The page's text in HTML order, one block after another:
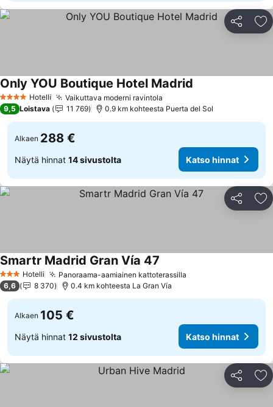
Jaa
4 Tähtiluokitus
Hotelli Vaikuttava moderni ravintola
Only YOU Boutique Hotel Madrid
9,5 Loistava 11 769 0.9 km kohteesta Puerta del Sol
Alkaen 288 €
Näytä hinnat 14 sivustolta Katso hinnat
Jaa
3 Tähtiluokitus
Hotelli Panoraama-aamiainen kattoterassilla
Smartr Madrid Gran Vía 47
6,6 8 370 0.4 km kohteesta La Gran Vía
Alkaen 105 €
Näytä hinnat 12 sivustolta Katso hinnat
Jaa